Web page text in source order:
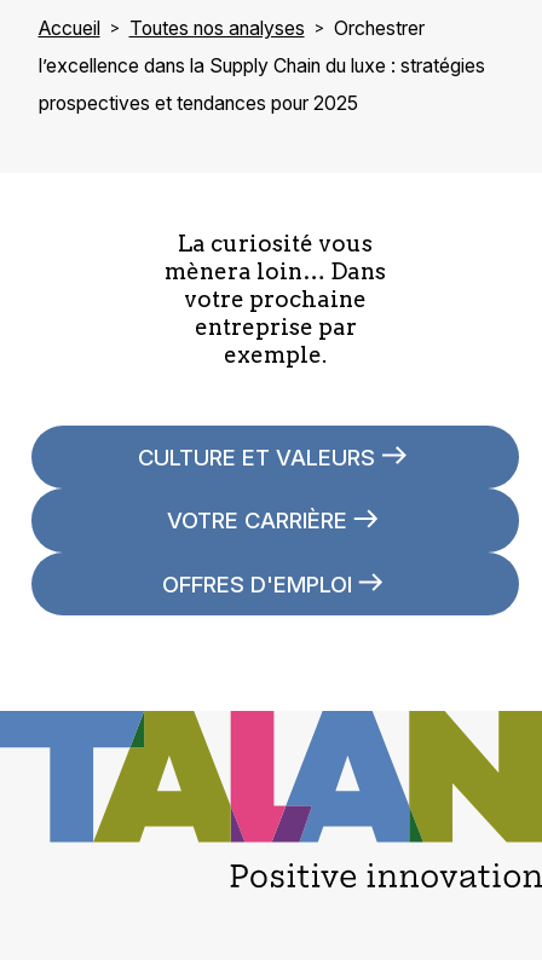
Accueil Toutes nos analyses
Orchestrer
l’excellence dans la Supply Chain du luxe : stratégies
prospectives et tendances pour 2025
La curiosité vous
mènera loin… Dans
votre prochaine
entreprise par
exemple.
CULTURE ET VALEURS
VOTRE CARRIÈRE
OFFRES D'EMPLOI